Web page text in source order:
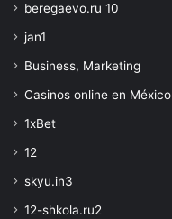
beregaevo.ru 10
jan1
Business, Marketing
Casinos online en México
1xBet
12
skyu.in3
12-shkola.ru2